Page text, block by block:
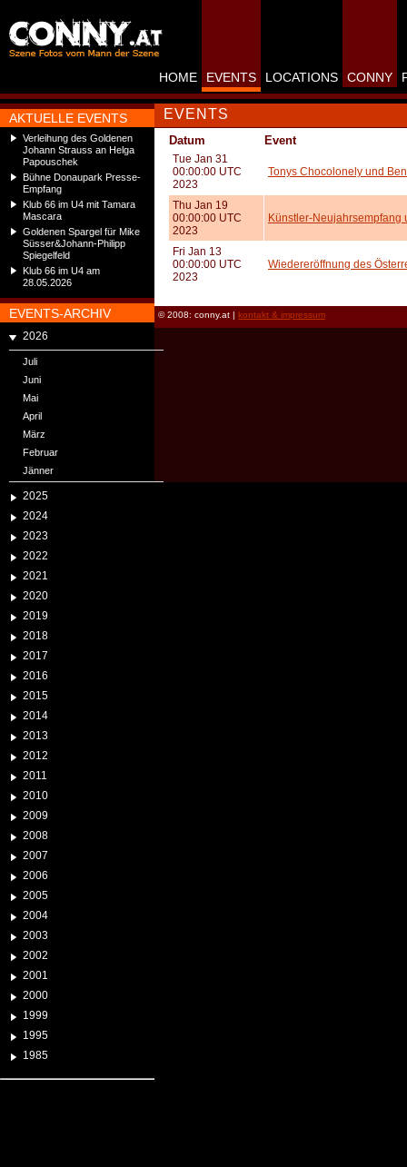
AKTUELLE EVENTS
Verleihung des Goldenen
Johann Strauss an Helga
Papouschek
Bühne Donaupark Presse-
Empfang
Klub 66 im U4 mit Tamara
Mascara
Goldenen Spargel für Mike
Süsser&Johann-Philipp
Spiegelfeld
Klub 66 im U4 am
28.05.2026
EVENTS-ARCHIV
2026
Juli
Juni
Mai
April
März
Februar
Jänner
2025
2024
2023
2022
2021
2020
2019
2018
2017
2016
2015
2014
2013
2012
2011
2010
2009
2008
2007
2006
2005
2004
2003
2002
2001
2000
1999
1995
1985
HOME EVENTS LOCATIONS CONNY
EVENTS
Datum Event
Tue Jan 31
00:00:00 UTC
2023
Tonys Chocolonely und
Thu Jan 19
00:00:00 UTC
2023
Künstler-Neujahrsempfang
Fri Jan 13
00:00:00 UTC
2023
Wiedereröffnung des
© 2008: conny.at | kontakt & impressum